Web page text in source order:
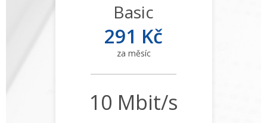
Basic
291 Kč
za měsíc
10 Mbit/s